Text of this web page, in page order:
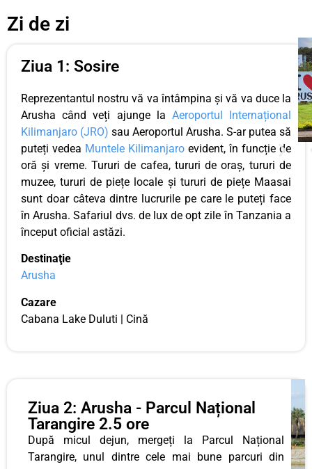
Zi de zi
Ziua 1: Sosire
Reprezentantul nostru vă va întâmpina și vă va duce la
Arusha când veți ajunge la Aeroportul Internațional
Kilimanjaro (JRO) sau Aeroportul Arusha. S-ar putea să
puteți vedea Muntele Kilimanjaro evident, în funcție de
oră și vreme. Tururi de cafea, tururi de oraș, tururi de
muzee, tururi de piețe locale și tururi de piețe Maasai
sunt doar câteva dintre lucrurile pe care le puteți face
în Arusha. Safariul dvs. de lux de opt zile în Tanzania a
început oficial astăzi.
Destinaţie
Arusha
Cazare
Cabana Lake Duluti | Cină
Ziua 2: Arusha - Parcul Național
Tarangire 2.5 ore
După micul dejun, mergeți la Parcul Național
Tarangire, unul dintre cele mai bune parcuri din